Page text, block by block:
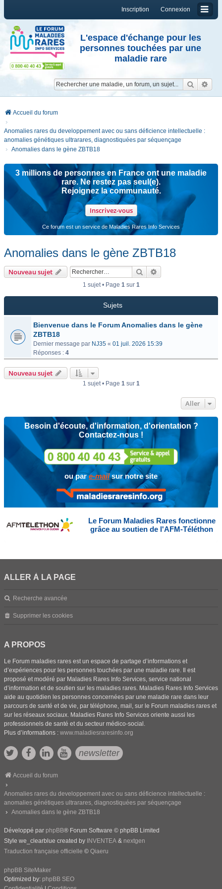
Connexion
Inscription
L'espace d'échange pour les
personnes touchées par une
maladie rare
Accueil du forum
Anomalies rares du developpement avec ou sans déficience intellectuelle :
anomalies génétiques ultrarares, diagnostiquées par séquençage
Anomalies dans le gène ZBTB18
3 millions de personnes en France ont une maladie
rare. Ne restez pas seul(e).
Rejoignez la communauté.
Inscrivez-vous
Ce forum est un service de Maladies Rares Info Services
Anomalies dans le gène ZBTB18
Nouveau sujet Rechercher
1 sujet • Page 1sur 1
Sujets
Bienvenue dans le Forum Anomalies dans le gène
ZBTB18
Dernier message par NJ35 « 01 juil. 2026 15:39
Réponses : 4
Nouveau sujet
1 sujet • Page 1sur 1
Aller
Besoin d'écoute, d'information, d'orientation ?
Contactez-nous !
ou pare-mailsur notre site
Le Forum Maladies Rares fonctionne
grâce au soutien de l'AFM-Téléthon
ALLER À LA PAGE
Recherche avancée
Supprimer les cookies
A PROPOS
Le Forum maladies rares est un espace de partage d’informations et
d’expériences pour les personnes touchées par une maladie rare. Il est
proposé et modéré par Maladies Rares Info Services, service national
d’information et de soutien sur les maladies rares. Maladies Rares Info Services
aide au quotidien les personnes concernées par une maladie rare dans leur
parcours de santé et de vie, par téléphone, mail, sur le Forum maladies rares et
sur les réseaux sociaux. Maladies Rares Info Services oriente aussi les
professionnels de santé et du secteur médico-social.
Plus d’informations : www.maladiesraresinfo.org
newsletter
Accueil du forum
Anomalies rares du developpement avec ou sans déficience intellectuelle :
anomalies génétiques ultrarares, diagnostiquées par séquençage
Anomalies dans le gène ZBTB18
Développé par phpBB® Forum Software © phpBB Limited
Style we_clearblue created by INVENTEA & nextgen
Traduction française officielle © Qiaeru
phpBB SiteMaker
Optimized by: phpBB SEO